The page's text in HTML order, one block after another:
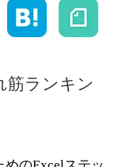
筋ランキン